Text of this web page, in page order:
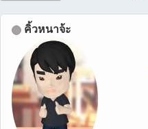
คิ้วหนาจ้ะ